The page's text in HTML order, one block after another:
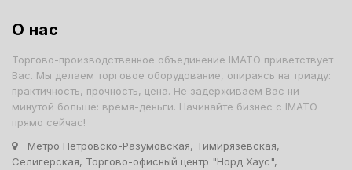
О нас
Торгово-производственное объединение IMATO приветствует
Вас. Мы делаем торговое оборудование, опираясь на триаду:
практичность, прочность, цена. Не задерживаем Вас ни
минутой больше: время-деньги. Начинайте бизнес с IMATO
прямо сейчас!
Метро Петровско-Разумовская, Тимирязевская,
Селигерская, Торгово-офисный центр "Норд Хаус",